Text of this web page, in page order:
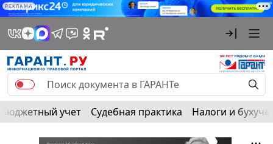
РЕКЛАМА
Бюджетный учет Судебная практика Налоги и